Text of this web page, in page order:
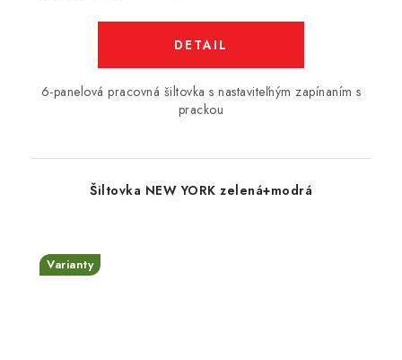
DETAIL
6-panelová pracovná šiltovka s nastaviteľným zapínaním s
prackou
Šiltovka NEW YORK zelená+modrá
Varianty